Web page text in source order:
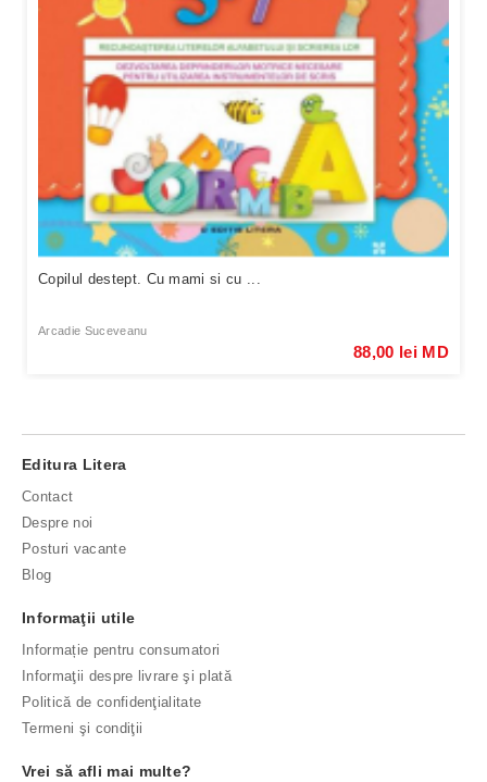
Copilul destept. Cu mami si cu ...
Arcadie Suceveanu
88,00 lei MD
Editura Litera
Contact
Despre noi
Posturi vacante
Blog
Informaţii utile
Informație pentru consumatori
Informaţii despre livrare şi plată
Politică de confidenţialitate
Termeni şi condiţii
Vrei să afli mai multe?